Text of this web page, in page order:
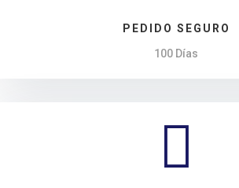
PEDIDO SEGURO
100 Días
